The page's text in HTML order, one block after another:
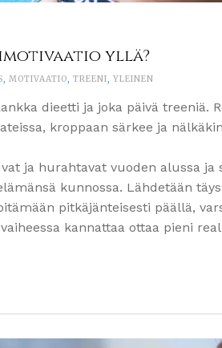
yllä?
, MOTIVAATIO, TREENI, YLEINEN
dieetti ja joka päivä treeniä.
kroppaan särkee ja
ja hurahtavat vuoden alussa
kunnossa. Lähdetään
pitkäjänteisesti päällä,
kannattaa ottaa pieni